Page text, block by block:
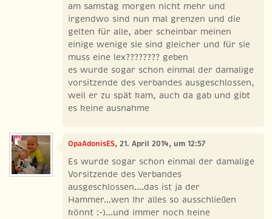
am samstag morgen nicht mehr und
irgendwo sind nun mal grenzen und die
gelten für alle, aber scheinbar meinen
einige wenige sie sind gleicher und für sie
muss eine lex???????? geben
es wurde sogar schon einmal der damalige
vorsitzende des verbandes ausgeschlossen,
weil er zu spät kam, auch da gab und gibt
es keine ausnahme
OpaAdonisES, 21. April 2014, um 12:57
Es wurde sogar schon einmal der damalige
Vorsitzende des Verbandes
ausgeschlossen....das ist ja der
Hammer...wen Ihr alles so ausschließen
könnt :-)...und immer noch keine